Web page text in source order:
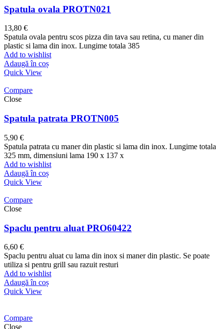
Spatula ovala PROTN021
13,80 €
Spatula ovala pentru scos pizza din tava sau retina, cu maner din
plastic si lama din inox. Lungime totala 385
Add to wishlist
Adaugă în coș
Quick View
Compare
Close
Spatula patrata PROTN005
5,90 €
Spatula patrata cu maner din plastic si lama din inox. Lungime totala
325 mm, dimensiuni lama 190 x 137 x
Add to wishlist
Adaugă în coș
Quick View
Compare
Close
Spaclu pentru aluat PRO60422
6,60 €
Spaclu pentru aluat cu lama din inox si maner din plastic. Se poate
utiliza si pentru grill sau razuit resturi
Add to wishlist
Adaugă în coș
Quick View
Compare
Close